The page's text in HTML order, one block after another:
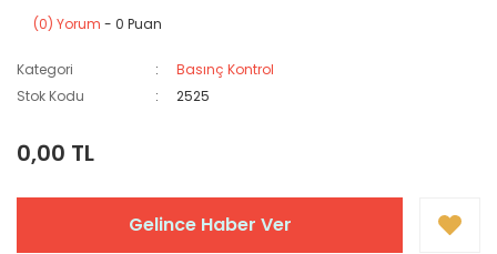
(0) Yorum - 0 Puan
Kategori
Basınç Kontrol
Stok Kodu
2525
0,00 TL
Gelince Haber Ver